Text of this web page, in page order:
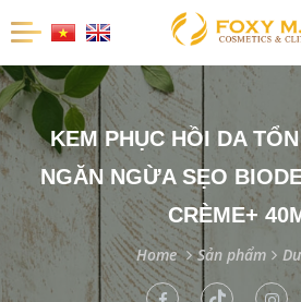
KEM PHỤC HỒI DA
NGĂN NGỪA SẸO
CRÈME+
Home Sản phẩm